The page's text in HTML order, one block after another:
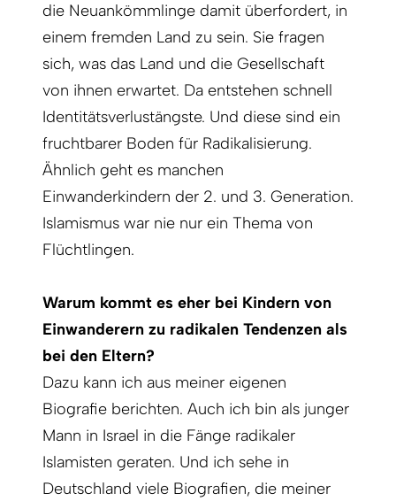
die Neuankömmlinge damit überfordert, in
einem fremden Land zu sein. Sie fragen
sich, was das Land und die Gesellschaft
von ihnen erwartet. Da entstehen schnell
Identitätsverlustängste. Und diese sind ein
fruchtbarer Boden für Radikalisierung.
Ähnlich geht es manchen
Einwanderkindern der 2. und 3. Generation.
Islamismus war nie nur ein Thema von
Flüchtlingen.
Warum kommt es eher bei Kindern von
Einwanderern zu radikalen Tendenzen als
bei den Eltern?
Dazu kann ich aus meiner eigenen
Biografie berichten. Auch ich bin als junger
Mann in Israel in die Fänge radikaler
Islamisten geraten. Und ich sehe in
Deutschland viele Biografien, die meiner